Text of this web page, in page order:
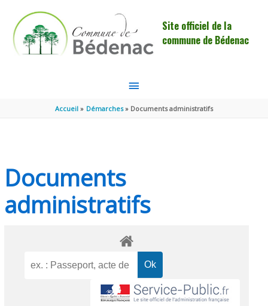
Site officiel de la
commune de Bédenac
MENU
PRINCIPAL
Accueil Démarches Documents administratifs
Documents
administratifs